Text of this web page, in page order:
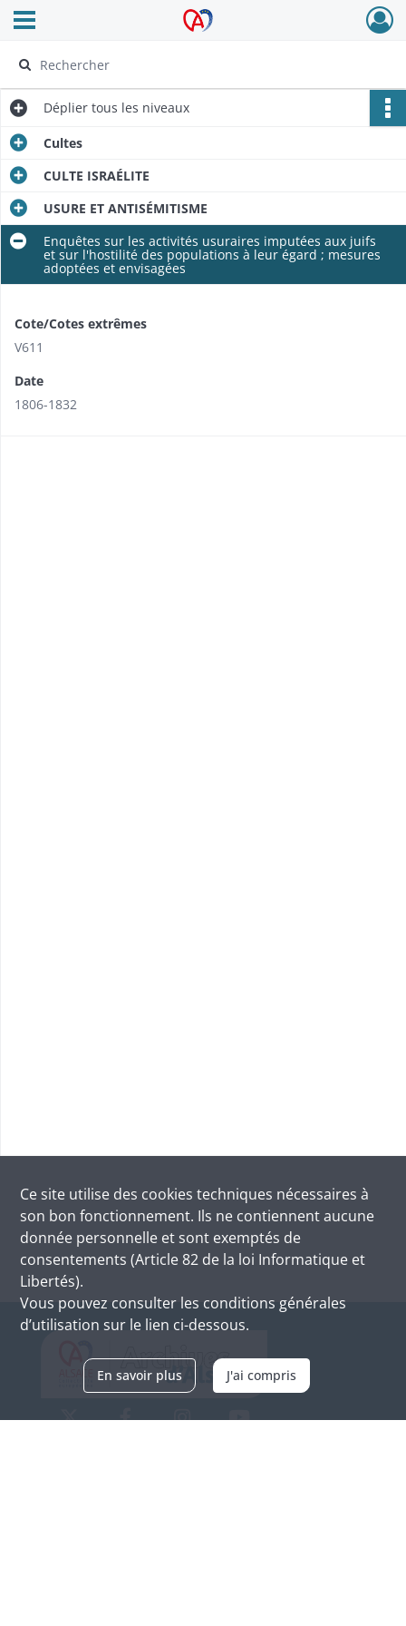
Archives Alsace - Colmar
Ouvrir le menu déroulant
Déplier tous les niveaux
Cultes
CULTE ISRAÉLITE
USURE ET ANTISÉMITISME
Enquêtes sur les activités usuraires imputées aux juifs
et sur l'hostilité des populations à leur égard ; mesures
adoptées et envisagées
Cote/Cotes extrêmes
V611
Date
1806-1832
Ce site utilise des cookies techniques nécessaires à
son bon fonctionnement. Ils ne contiennent aucune
donnée personnelle et sont exemptés de
consentements (Article 82 de la loi Informatique et
Libertés).
Vous pouvez consulter les conditions générales
d’utilisation sur le lien ci-dessous.
En savoir plus J'ai compris